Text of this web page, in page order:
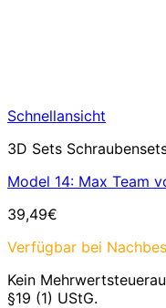
Schnellansicht
3D Sets
Model 14: Max Team
39,49€
Verfügbar bei
Kein
§19 (1) UStG.